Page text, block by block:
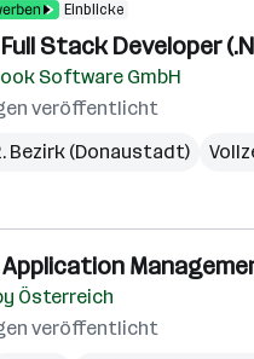
Einblicke
Stack Developer
Software GmbH
veröffentlicht
Bezirk (Donaustadt)
Österreich
veröffentlicht